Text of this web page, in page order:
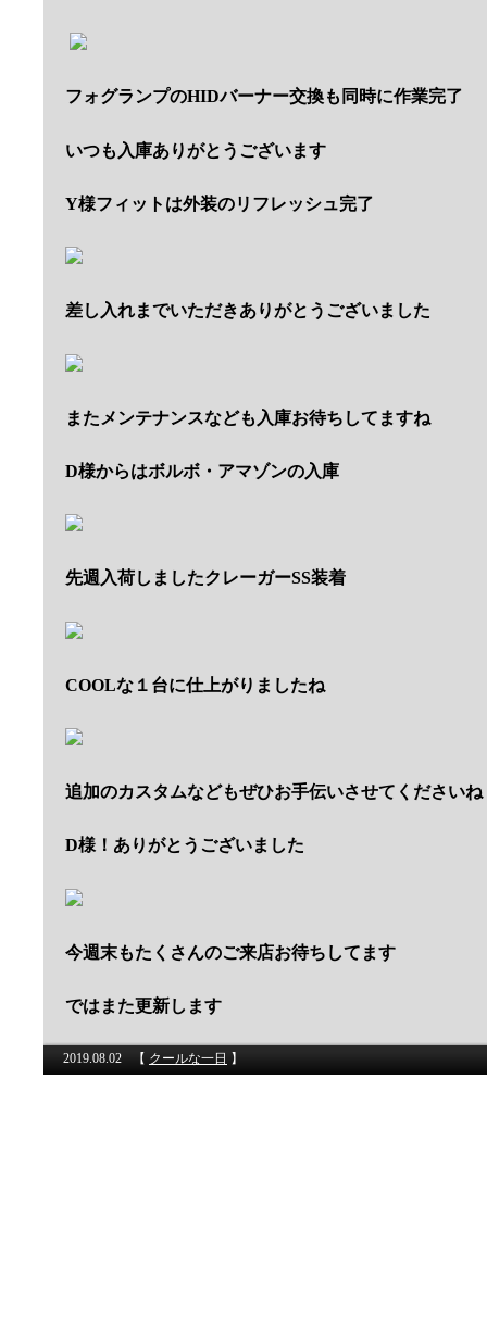
フォグランプのHIDバーナー交換も同時に作業完了
いつも入庫ありがとうございます
Y様フィットは外装のリフレッシュ完了
差し入れまでいただきありがとうございました
またメンテナンスなども入庫お待ちしてますね
D様からはボルボ・アマゾンの入庫
先週入荷しましたクレーガーSS装着
COOLな１台に仕上がりましたね
追加のカスタムなどもぜひお手伝いさせてくださいね
D様！ありがとうございました
今週末もたくさんのご来店お待ちしてます
ではまた更新します
2019.08.02 【 クールな一日 】